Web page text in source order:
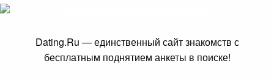
Dating.Ru — единственный сайт знакомств с
бесплатным поднятием анкеты в поиске!